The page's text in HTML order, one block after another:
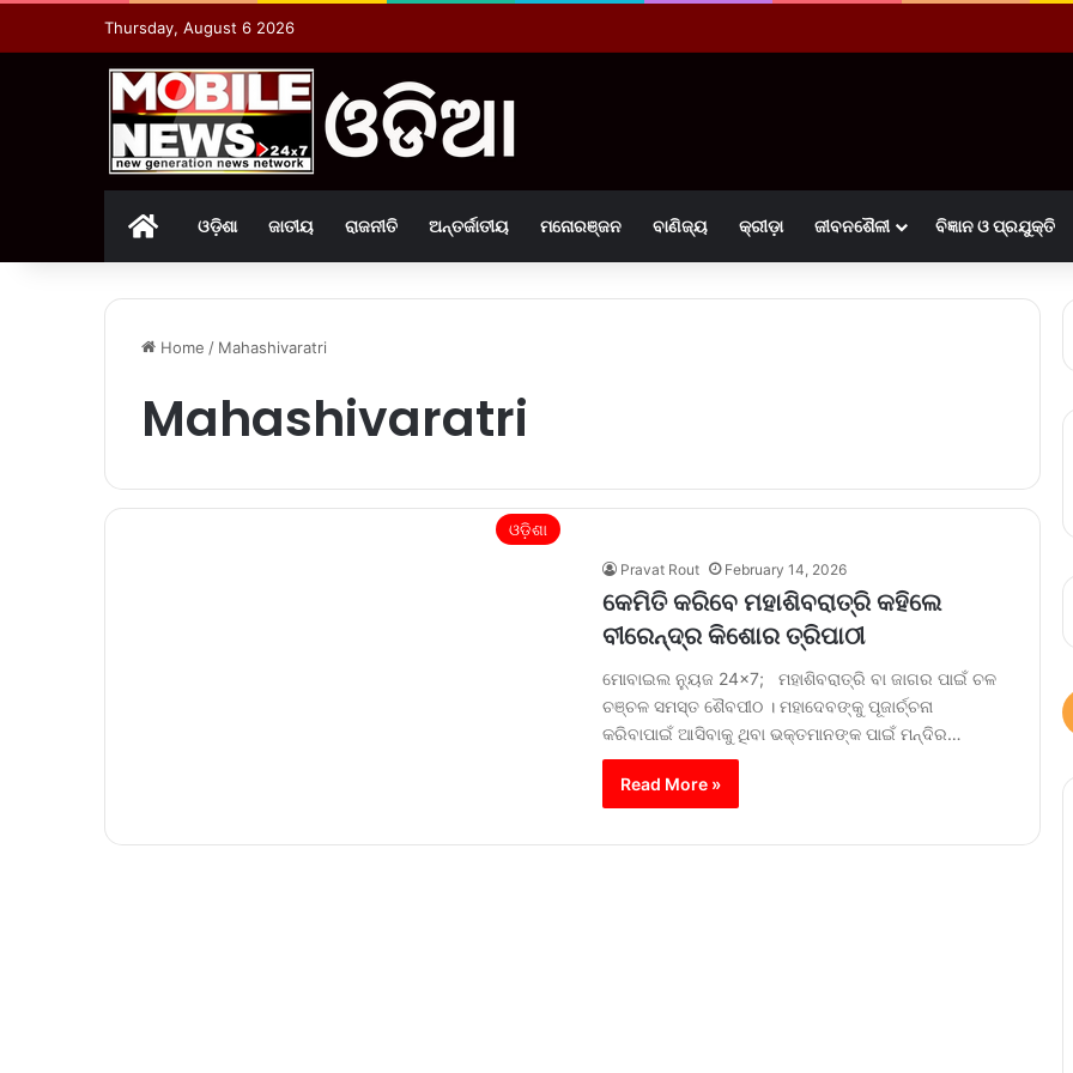
Thursday, August 6 2026
Homeଓଡ଼ିଶା ଜାତୀୟ ରାଜନୀତି ଅନ୍ତର୍ଜାତୀୟ ମନୋରଞ୍ଜନ ବାଣିଜ୍ୟ କ୍ରୀଡ଼ା ଜୀବନଶୈଳୀ ବିଜ୍ଞାନ ଓ ପ୍ରଯୁକ୍ତି
Home / Mahashivaratri
Mahashivaratri
ଓଡ଼ିଶା
Pravat Rout February 14, 2026
କେମିତି କରିବେ ମହାଶିବରାତ୍ରି କହିଲେ
ବୀରେନ୍ଦ୍ର କିଶୋର ତ୍ରିପାଠୀ
ମୋବାଇଲ ନ୍ୟୁଜ 24×7; ମହାଶିବରାତ୍ରି ବା ଜାଗର ପାଇଁ ଚଳ
ଚଞ୍ଚଳ ସମସ୍ତ ଶୈବପୀଠ । ମହାଦେବଙ୍କୁ ପୂଜାର୍ଚ୍ଚନା
କରିବାପାଇଁ ଆସିବାକୁ ଥିବା ଭକ୍ତମାନଙ୍କ ପାଇଁ ମନ୍ଦିର…
Read More »